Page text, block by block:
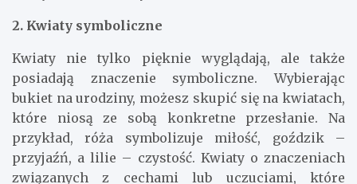
2. Kwiaty symboliczne
Kwiaty nie tylko pięknie wyglądają, ale także
posiadają znaczenie symboliczne. Wybierając
bukiet na urodziny, możesz skupić się na kwiatach,
które niosą ze sobą konkretne przesłanie. Na
przykład, róża symbolizuje miłość, goździk –
przyjaźń, a lilie – czystość. Kwiaty o znaczeniach
związanych z cechami lub uczuciami, które